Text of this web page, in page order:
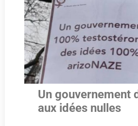
Un gouvernement
aux idées nulles